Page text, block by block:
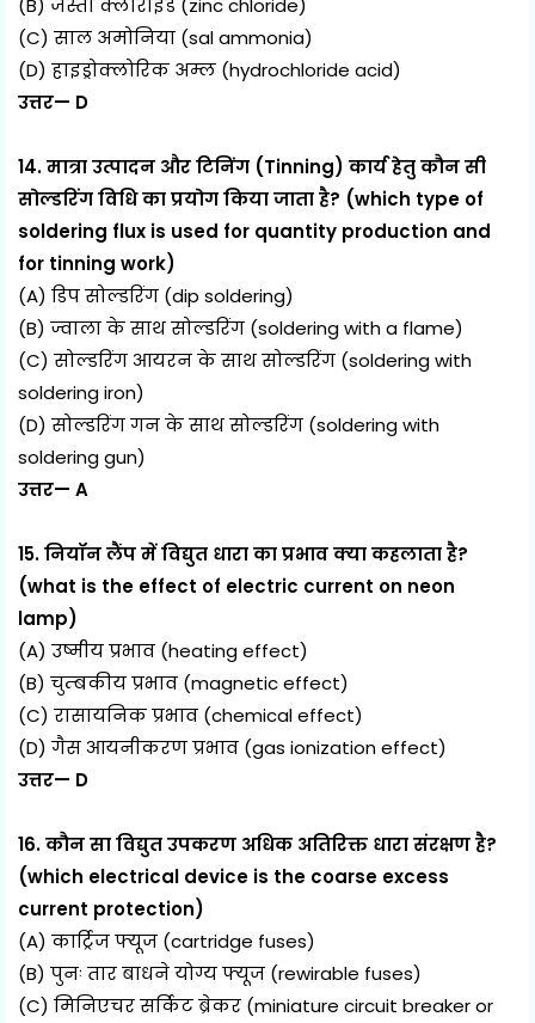
(B) जस्ता क्लोराइड (zinc chloride)
(C) साल अमोनिया (sal ammonia)
(D) हाइड्रोक्लोरिक अम्ल (hydrochloride acid)
उत्तर— D
14. मात्रा उत्पादन और टिनिंग (Tinning) कार्य हेतु कौन सी
सोल्डरिंग विधि का प्रयोग किया जाता है? (which type of
soldering flux is used for quantity production and
for tinning work)
(A) डिप सोल्डरिंग (dip soldering)
(B) ज्वाला के साथ सोल्डरिंग (soldering with a flame)
(C) सोल्डरिंग आयरन के साथ सोल्डरिंग (soldering with
soldering iron)
(D) सोल्डरिंग गन के साथ सोल्डरिंग (soldering with
soldering gun)
उत्तर— A
15. नियॉन लैंप में विद्युत धारा का प्रभाव क्या कहलाता है?
(what is the effect of electric current on neon
lamp)
(A) उष्मीय प्रभाव (heating effect)
(B) चुम्बकीय प्रभाव (magnetic effect)
(C) रासायनिक प्रभाव (chemical effect)
(D) गैस आयनीकरण प्रभाव (gas ionization effect)
उत्तर— D
16. कौन सा विद्युत उपकरण अधिक अतिरिक्त धारा संरक्षण है?
(which electrical device is the coarse excess
current protection)
(A) कार्ट्रिज फ्यूज (cartridge fuses)
(B) पुनः तार बाधने योग्य फ्यूज (rewirable fuses)
(C) मिनिएचर सर्किट ब्रेकर (miniature circuit breaker or